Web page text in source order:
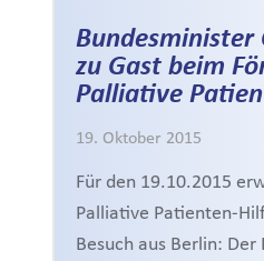
Bundesminister
zu Gast beim
Palliative
19. Oktober 2015
Für den 19.10.2015
Palliative Patienten-
Besuch aus Berlin: